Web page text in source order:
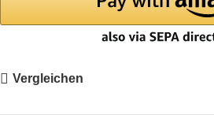
Vergleichen